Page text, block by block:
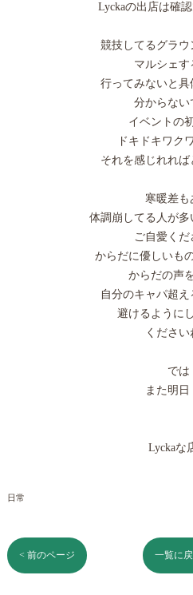
Lyckaの出店は確認
競技してるグラ
マルシェす
行ってみないと具
分からない
イベントの
ドキドキワク
それを感じれれば
寒暖差も
体調崩してる人が
ご自愛くだ
からだに優しいも
からだの声
自分のキャパ超
避けるように
ください
では
また明日
Lyckaな
日常
< 前のページ 一覧に